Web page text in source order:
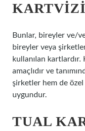
Bunlar, bireyler ve/
bireyler veya
kullanılan
amaçlıdır ve
şirketler hem de özel
uygundur.
TUAL